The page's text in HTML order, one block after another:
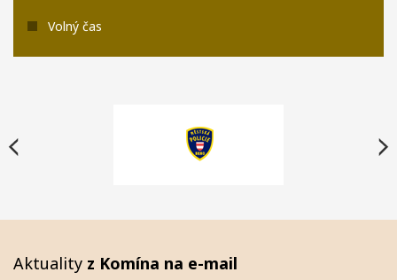
Volný čas
Aktuality z Komína na e-mail